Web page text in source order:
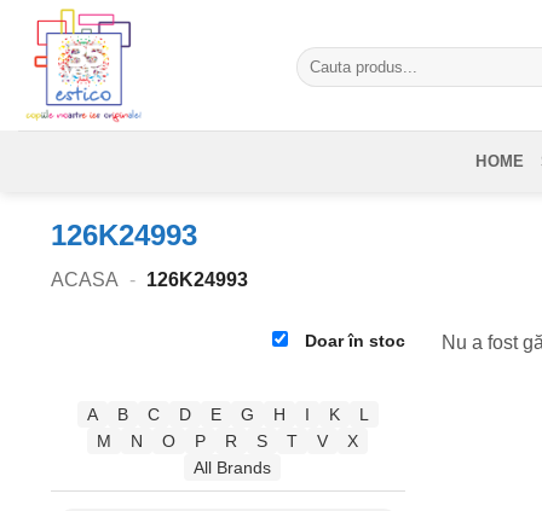
content
Caută
după:
HOME
126K24993
ACASA - 126K24993
Doar în stoc
A B C D E G H I K
L
M
N O P R S T V
X
All Brands
Nu a fost